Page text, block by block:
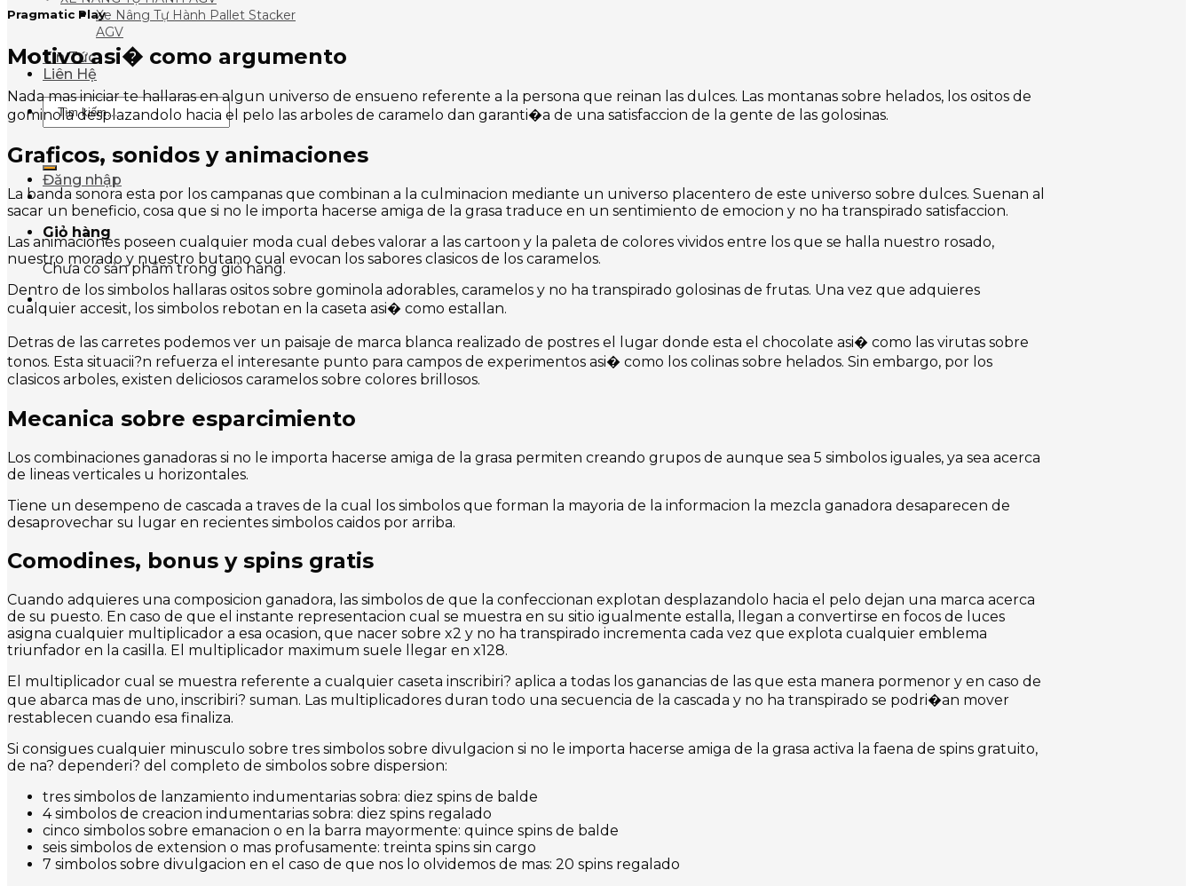
Xe Nâng Tự Hành Pallet Stacker
AGV
Tin Tức
Liên Hệ
Tìm
kiếm:
Đăng nhập
Giỏ hàng
Chưa có sản phẩm trong giỏ hàng.
Pragmatic Play
Motivo asi� como argumento
Nada mas iniciar te hallaras en algun universo de ensueno referente a la persona que reinan las dulces. Las montanas sobre helados, los ositos de
gominola desplazandolo hacia el pelo las arboles de caramelo dan garanti�a de una satisfaccion de la gente de las golosinas.
Graficos, sonidos y animaciones
La banda sonora esta por los campanas que combinan a la culminacion mediante un universo placentero de este universo sobre dulces. Suenan al
sacar un beneficio, cosa que si no le importa hacerse amiga de la grasa traduce en un sentimiento de emocion y no ha transpirado satisfaccion.
Las animaciones poseen cualquier moda cual debes valorar a las cartoon y la paleta de colores vividos entre los que se halla nuestro rosado,
nuestro morado y nuestro butano cual evocan los sabores clasicos de los caramelos.
Dentro de los simbolos hallaras ositos sobre gominola adorables, caramelos y no ha transpirado golosinas de frutas. Una vez que adquieres
cualquier accesit, los simbolos rebotan en la caseta asi� como estallan.
Detras de las carretes podemos ver un paisaje de marca blanca realizado de postres el lugar donde esta el chocolate asi� como las virutas sobre
tonos. Esta situacii?n refuerza el interesante punto para campos de experimentos asi� como los colinas sobre helados. Sin embargo, por los
clasicos arboles, existen deliciosos caramelos sobre colores brillosos.
Mecanica sobre esparcimiento
Los combinaciones ganadoras si no le importa hacerse amiga de la grasa permiten creando grupos de aunque sea 5 simbolos iguales, ya sea acerca
de lineas verticales u horizontales.
Tiene un desempeno de cascada a traves de la cual los simbolos que forman la mayoria de la informacion la mezcla ganadora desaparecen de
desaprovechar su lugar en recientes simbolos caidos por arriba.
Comodines, bonus y spins gratis
Cuando adquieres una composicion ganadora, las simbolos de que la confeccionan explotan desplazandolo hacia el pelo dejan una marca acerca
de su puesto. En caso de que el instante representacion cual se muestra en su sitio igualmente estalla, llegan a convertirse en focos de luces
asigna cualquier multiplicador a esa ocasion, que nacer sobre x2 y no ha transpirado incrementa cada vez que explota cualquier emblema
triunfador en la casilla. El multiplicador maximum suele llegar en x128.
El multiplicador cual se muestra referente a cualquier caseta inscribiri? aplica a todas los ganancias de las que esta manera pormenor y en caso de
que abarca mas de uno, inscribiri? suman. Las multiplicadores duran todo una secuencia de la cascada y no ha transpirado se podri�an mover
restablecen cuando esa finaliza.
Si consigues cualquier minusculo sobre tres simbolos sobre divulgacion si no le importa hacerse amiga de la grasa activa la faena de spins gratuito,
de na? dependeri? del completo de simbolos sobre dispersion:
tres simbolos de lanzamiento indumentarias sobra: diez spins de balde
4 simbolos de creacion indumentarias sobra: diez spins regalado
cinco simbolos sobre emanacion o en la barra mayormente: quince spins de balde
seis simbolos de extension o mas profusamente: treinta spins sin cargo
7 simbolos sobre divulgacion en el caso de que nos lo olvidemos de mas: 20 spins regalado